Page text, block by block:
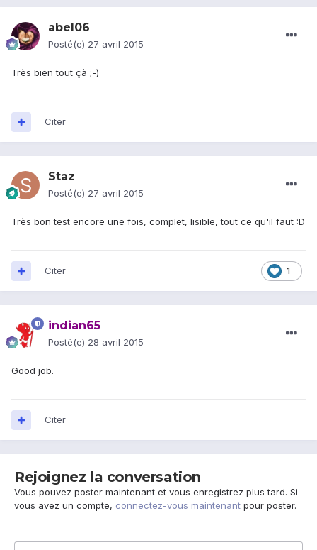
abel06
Posté(e) 27 avril 2015
Très bien tout çà ;-)
Citer
Staz
Posté(e) 27 avril 2015
Très bon test encore une fois, complet, lisible, tout ce qu'il faut :D
1
Citer
indian65
Posté(e) 28 avril 2015
Good job.
Citer
Rejoignez la conversation
Vous pouvez poster maintenant et vous enregistrez plus tard. Si
vous avez un compte, connectez-vous maintenant pour poster.